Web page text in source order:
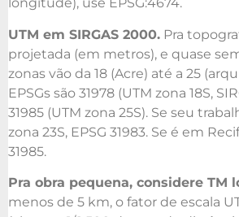
UTM em SIRGAS 2000. Pra
projetada (em metros), e quase
zonas vão da 18 (Acre) até a 25
EPSGs são 31978 (UTM zona 18S,
31985 (UTM zona 25S). Se seu
zona 23S, EPSG 31983. Se é em
31985.
Pra obra pequena, considere TM
menos de 5 km, o fator de escala